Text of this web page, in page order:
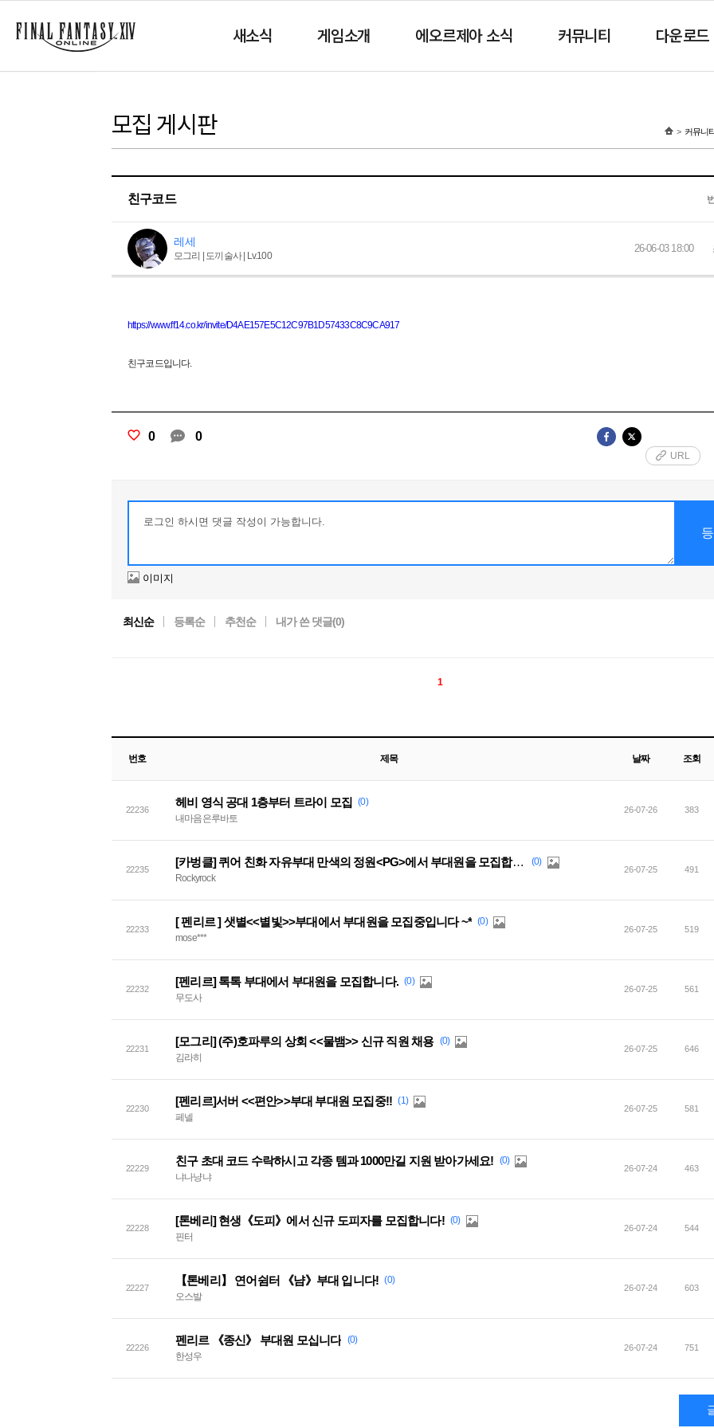
새소식 게임소개 에오르제아 소식 커뮤니티 다운로드
모집 게시판 커뮤니
친구코드
레세
모그리 | 도끼술사 | Lv.100
26-06-03 18:00
https://www.ff14.co.kr/invite/D4AE157E5C12C97B1D57433C8C9CA917
친구코드입니다.
0 0
URL
이미지
최신순 등록순 추천순 내가 쓴 댓글(0)
1
번호 제목 날짜 조회
22236
헤비 영식 공대 1층부터 트라이 모집 (0)
내마음은루바토
26-07-26 383
22235
[카벙클] 퀴어 친화 자유부대 만색의 정원<PG>에서 부대원을 모집합니다.
(0)
Rockyrock
26-07-25 491
22233
[ 펜리르 ] 샛별<<별빛>>부대에서 부대원을 모집중입니다 ~* (0)
mose***
26-07-25 519
22232
[펜리르] 톡톡 부대에서 부대원을 모집합니다. (0)
무도사
26-07-25 561
22231
[모그리] (주)호파루의 상회 <<물뱀>> 신규 직원 채용 (0)
김라히
26-07-25 646
22230
[펜리르]서버 <<편안>>부대 부대원 모집중!! (1)
페넬
26-07-25 581
22229
친구 초대 코드 수락하시고 각종 템과 1000만길 지원 받아가세요! (0)
냐나냥냐
26-07-24 463
22228
[톤베리] 현생《도피》에서 신규 도피자를 모집합니다! (0)
핀터
26-07-24 544
22227
【톤베리】 연어쉼터 《냠》부대 입니다! (0)
오스발
26-07-24 603
22226
펜리르 《종신》 부대원 모십니다 (0)
한성우
26-07-24 751